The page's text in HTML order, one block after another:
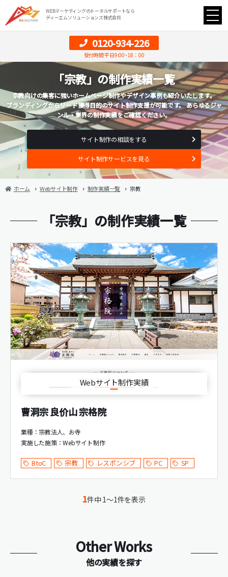
WEBマーケティングのトータルサポートなら
ディーエムソリューションズ株式会社
0120-934-226
受付時間 平日9:00~18：00
「宗教」の制作実績一覧
宗教向けの集客に強いホームページ制作やデザイン事例も紹介いたします。
ブランディングからリード獲得目的のサイト制作支援が可能です。 あらゆるジャ
ンル・業界の制作実績をご確認ください。
サイト制作の相談をする
サイト制作サービスを見る
ホーム Webサイト制作 制作実績一覧 宗教
「宗教」の制作実績一覧
Webサイト制作実績
曹洞宗 良价山 宗格院
業種：宗教法人、お寺
実施した施策：Webサイト制作
BtoC 宗教 レスポンシブ PC SP
1件中 1～1件を表示
Other Works
他の実績を探す